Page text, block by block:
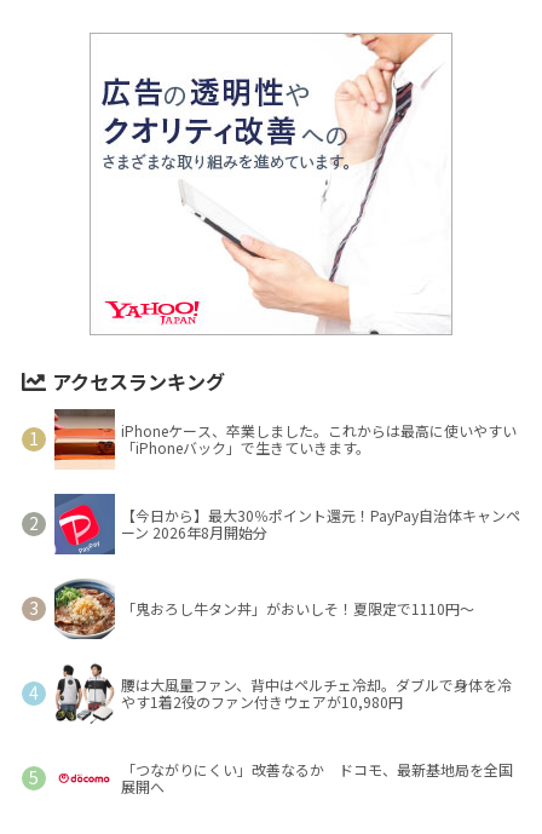
アクセスランキング
iPhoneケース、卒業しました。これからは最高に使いやすい
「iPhoneバック」で生きていきます。
【今日から】最大30％ポイント還元！PayPay自治体キャンペ
ーン 2026年8月開始分
「鬼おろし牛タン丼」がおいしそ！夏限定で1110円～
腰は大風量ファン、背中はペルチェ冷却。ダブルで身体を冷
やす1着2役のファン付きウェアが10,980円
「つながりにくい」改善なるか ドコモ、最新基地局を全国
展開へ